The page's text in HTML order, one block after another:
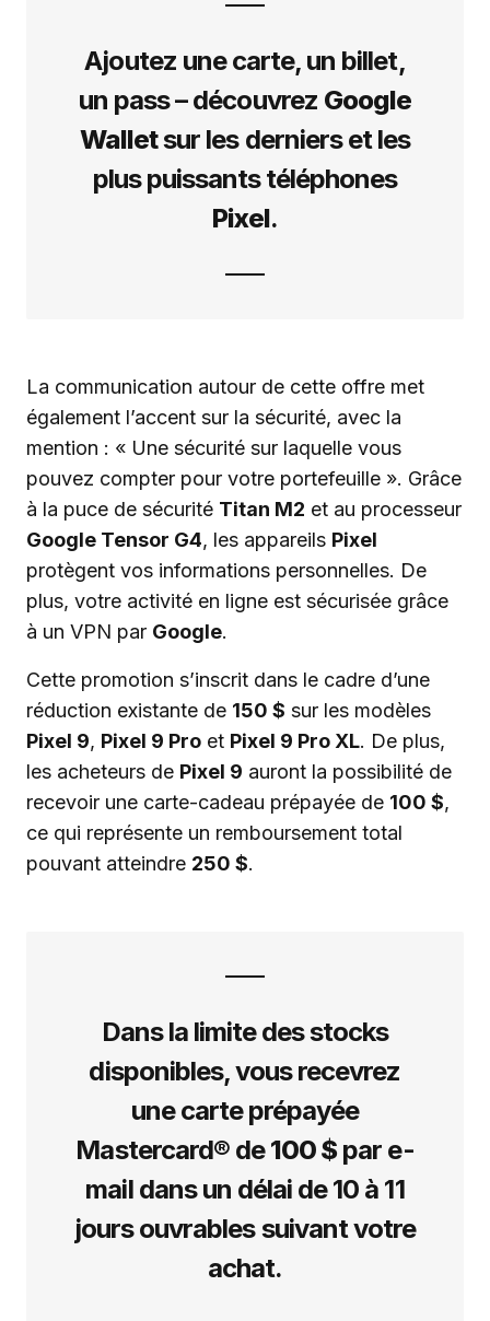
Ajoutez une carte, un billet,
un pass – découvrez Google
Walletsur les derniers et les
plus puissants téléphones
Pixel.
La communication autour de cette offre met
également l’accent sur la sécurité, avec la
mention : « Une sécurité sur laquelle vous
pouvez compter pour votre portefeuille ». Grâce
à la puce de sécurité Titan M2 et au processeur
Google Tensor G4, les appareils Pixel
protègent vos informations personnelles. De
plus, votre activité en ligne est sécurisée grâce
à un VPN par Google.
Cette promotion s’inscrit dans le cadre d’une
réduction existante de 150 $ sur les modèles
Pixel 9, Pixel 9 Pro et Pixel 9 Pro XL. De plus,
les acheteurs de Pixel 9 auront la possibilité de
recevoir une carte-cadeau prépayée de 100 $,
ce qui représente un remboursement total
pouvant atteindre 250 $.
Dans la limite des stocks
disponibles, vous recevrez
une carte prépayée
Mastercard® de100 $par e-
mail dans un délai de 10 à 11
jours ouvrables suivant votre
achat.